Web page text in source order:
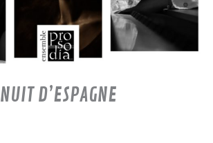
NUIT D’ESPAGNE